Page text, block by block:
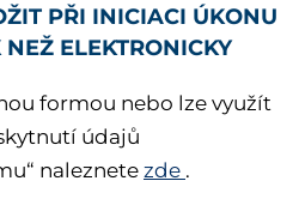
PŘI INICIACI ÚKONU
ELEKTRONICKY
formou nebo lze využít
údajů
naleznete zde .